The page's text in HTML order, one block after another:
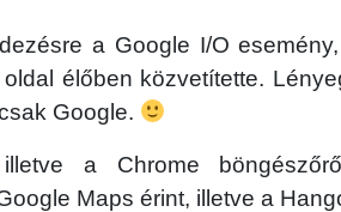
a Google I/O
élőben közvetítette.
Google.
a Chrome
Maps érint, illetve a